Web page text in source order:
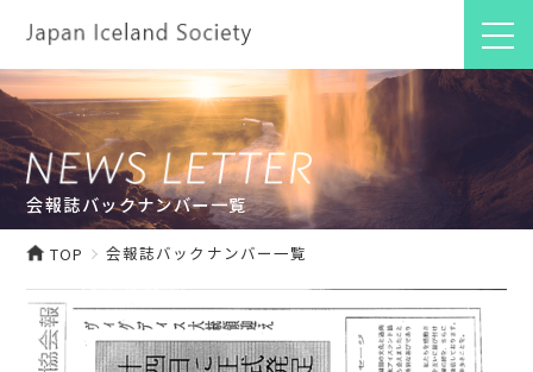
会報誌バックナンバー一覧
TOP 会報誌バックナンバー一覧